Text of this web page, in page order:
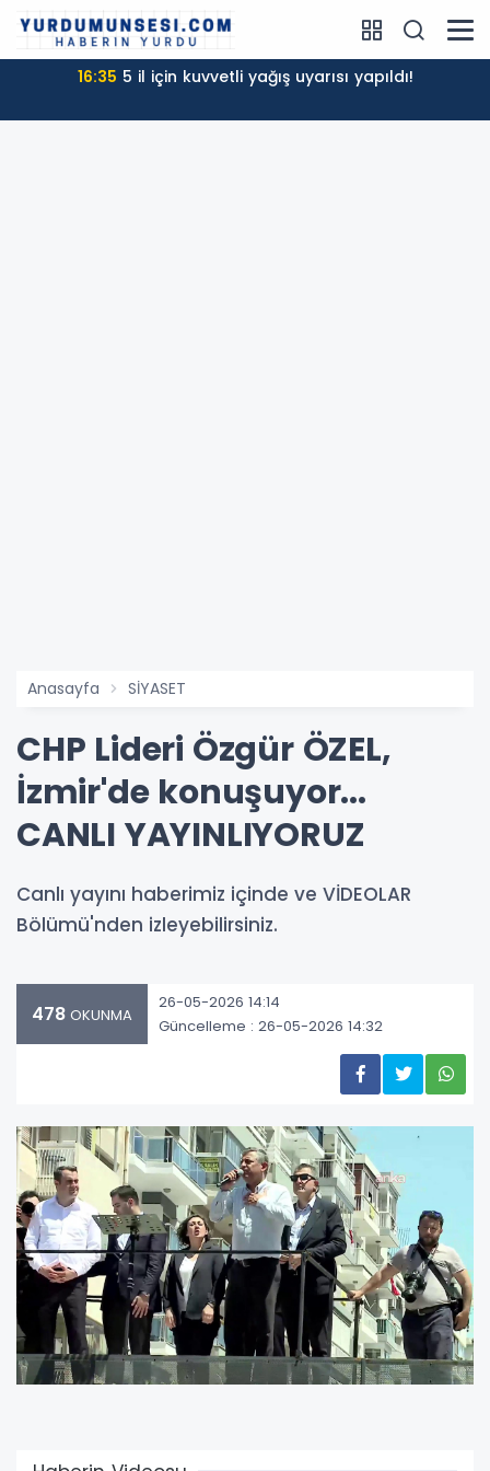
16:35 5 il için kuvvetli yağış uyarısı yapıldı!
Anasayfa SİYASET
CHP Lideri Özgür ÖZEL,
İzmir'de konuşuyor...
CANLI YAYINLIYORUZ
Canlı yayını haberimiz içinde ve VİDEOLAR
Bölümü'nden izleyebilirsiniz.
478 OKUNMA
26-05-2026 14:14
Güncelleme : 26-05-2026 14:32